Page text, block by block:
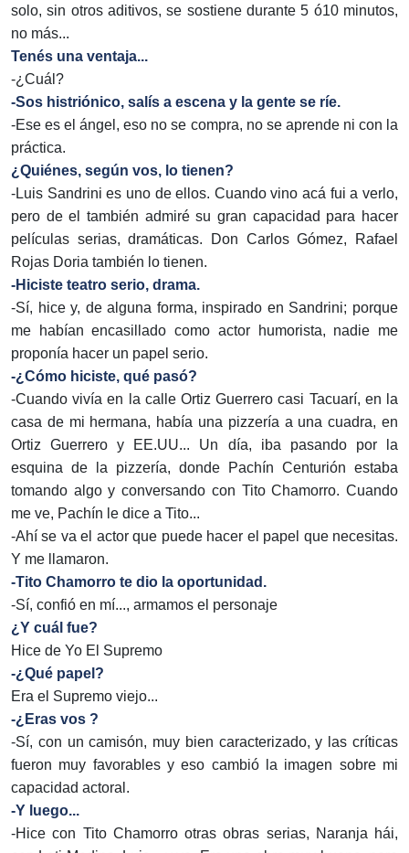
solo, sin otros aditivos, se sostiene durante 5 ó10 minutos,
no más...
Tenés una ventaja...
-¿Cuál?
-Sos histriónico, salís a escena y la gente se ríe.
-Ese es el ángel, eso no se compra, no se aprende ni con la
práctica.
¿Quiénes, según vos, lo tienen?
-Luis Sandrini es uno de ellos. Cuando vino acá fui a verlo,
pero de el también admiré su gran capacidad para hacer
películas serias, dramáticas. Don Carlos Gómez, Rafael
Rojas Doria también lo tienen.
-Hiciste teatro serio, drama.
-Sí, hice y, de alguna forma, inspirado en Sandrini; porque
me habían encasillado como actor humorista, nadie me
proponía hacer un papel serio.
-¿Cómo hiciste, qué pasó?
-Cuando vivía en la calle Ortiz Guerrero casi Tacuarí, en la
casa de mi hermana, había una pizzería a una cuadra, en
Ortiz Guerrero y EE.UU... Un día, iba pasando por la
esquina de la pizzería, donde Pachín Centurión estaba
tomando algo y conversando con Tito Chamorro. Cuando
me ve, Pachín le dice a Tito...
-Ahí se va el actor que puede hacer el papel que necesitas.
Y me llamaron.
-Tito Chamorro te dio la oportunidad.
-Sí, confió en mí..., armamos el personaje
¿Y cuál fue?
Hice de Yo El Supremo
-¿Qué papel?
Era el Supremo viejo...
-¿Eras vos ?
-Sí, con un camisón, muy bien caracterizado, y las críticas
fueron muy favorables y eso cambió la imagen sobre mi
capacidad actoral.
-Y luego...
-Hice con Tito Chamorro otras obras serias, Naranja hái,